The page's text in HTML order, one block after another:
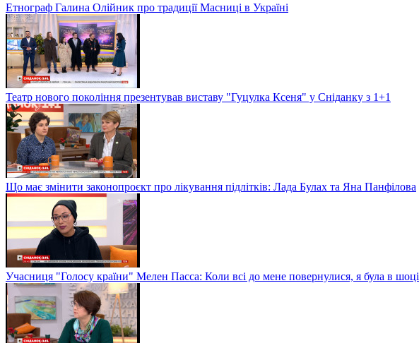
Етнограф Галина Олійник про традиції Масниці в Україні
Театр нового покоління презентував виставу "Гуцулка Ксеня" у Сніданку з 1+1
Що має змінити законопроєкт про лікування підлітків: Лада Булах та Яна Панфілова
Учасниця "Голосу країни" Мелен Пасса: Коли всі до мене повернулися, я була в шоці